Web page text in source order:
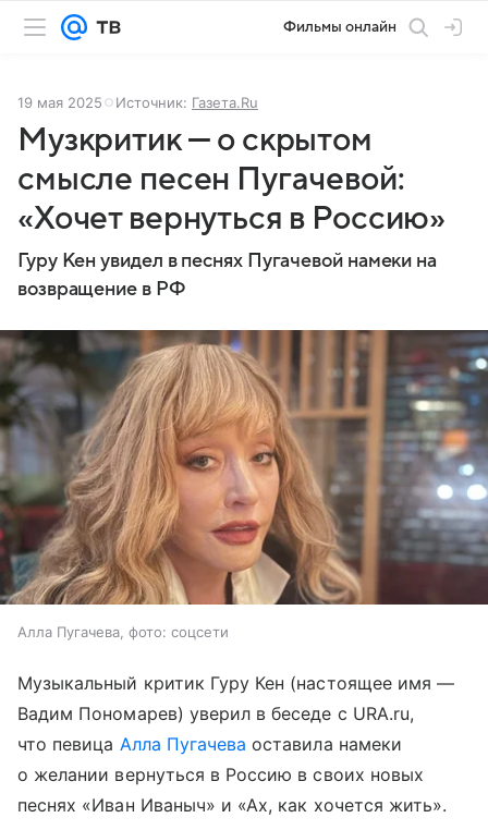
Фильмы онлайн
19 мая 2025 Источник: Газета.Ru
Музкритик — о скрытом
смысле песен Пугачевой:
«Хочет вернуться в Россию»
Гуру Кен увидел в песнях Пугачевой намеки на
возвращение в РФ
Алла Пугачева, фото: соцсети
Музыкальный критик Гуру Кен (настоящее имя —
Вадим Пономарев) уверил в беседе с URA.ru,
что певица Алла Пугачева оставила намеки
о желании вернуться в Россию в своих новых
песнях «Иван Иваныч» и «Ах, как хочется жить».